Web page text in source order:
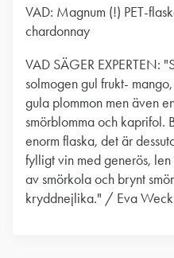
VAD: Magnum (!) PET-
chardonnay
VAD SÄGER EXPERTEN:
solmogen gul frukt-
gula plommon men även
smörblomma och kaprifol.
enorm flaska, det är
fylligt vin med generös,
av smörkola och brynt
kryddnejlika." / Eva